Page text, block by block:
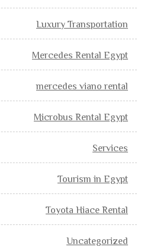
Luxury Transportation
Mercedes Rental Egypt
mercedes viano rental
Microbus Rental Egypt
Services
Tourism in Egypt
Toyota Hiace Rental
Uncategorized